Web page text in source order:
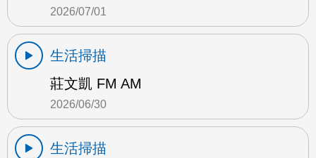
2026/07/01
生活掃描
莊文凱 FM AM
2026/06/30
生活掃描